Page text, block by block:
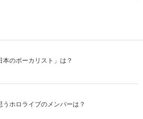
本のボーカリスト」は？
うホロライブのメンバーは？